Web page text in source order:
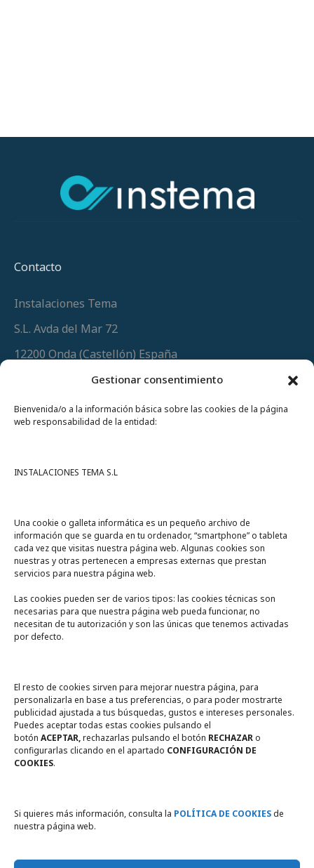
Gestionar consentimiento
Bienvenida/o a la información básica sobre las cookies de la página
web responsabilidad de la entidad:
INSTALACIONES TEMA S.L
Una cookie o galleta informática es un pequeño archivo de
información que se guarda en tu ordenador, “smartphone” o tableta
cada vez que visitas nuestra página web. Algunas cookies son
nuestras y otras pertenecen a empresas externas que prestan
servicios para nuestra página web.
Las cookies pueden ser de varios tipos: las cookies técnicas son
necesarias para que nuestra página web pueda funcionar, no
necesitan de tu autorización y son las únicas que tenemos activadas
por defecto.
El resto de cookies sirven para mejorar nuestra página, para
personalizarla en base a tus preferencias, o para poder mostrarte
publicidad ajustada a tus búsquedas, gustos e intereses personales.
Puedes aceptar todas estas cookies pulsando el
botón ACEPTAR,rechazarlas pulsando el botón RECHAZARo
configurarlas clicando en el apartado CONFIGURACIÓN DE
COOKIES.
Si quieres más información, consulta la POLÍTICA DE COOKIESde
nuestra página web.
Contacto
Instalaciones Tema
S.L. Avda del Mar 72
12200 Onda (Castellón) España
(+34) 964 60 34 34
Urgencias y whatsapp649 406 493
A un click
Tienda online Legal
Política de privacidad
Política de Cookies